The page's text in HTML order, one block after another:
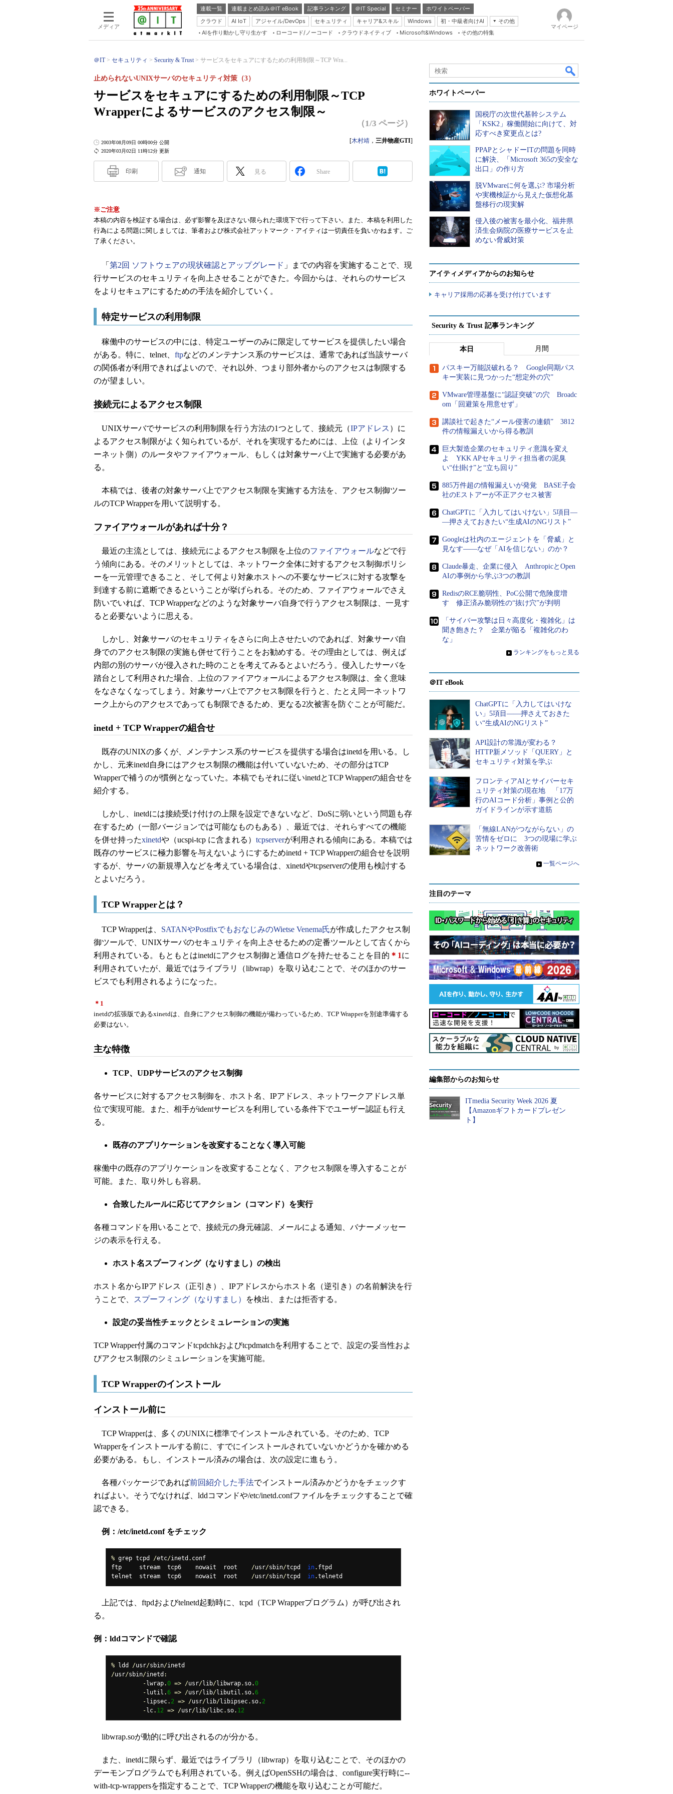
メディア
連載一覧 連載まとめ読み＠IT eBook 記事ランキング ＠IT Special セミナー
ホワイトペーパー
クラウド
AI IoT アジャイル/DevOps セキュリティ キャリア&スキル Windows 初・中級者向けAI
その他
Server & Storage
Database Expert
Master of IP Network
Security & Trust
Test & Tools
ブログ
AIを作り動かし守り生かす ローコード/ノーコード クラウドネイティブ Microsoft&Windows その他の特集
マイページ
＠IT セキュリティ Security & Trust サービスをセキュアにするための利用制限～TCP Wra...
サービスをセキュアにするための利用制限～TCP
Wrapperによるサービスのアクセス制限～
止められないUNIXサーバのセキュリティ対策（3）
（1/3 ページ）
2020年03月02日 11時12分 更新
2003年08月09日 00時00分 公開 [木村靖 ， 三井物産GTI]
印刷 通知 見る Share
※ご注意
本稿の内容を検証する場合は、必ず影響を及ぼさない限られた環境下で行って下さい。また、本稿を利用した
行為による問題に関しましては、筆者および株式会社アットマーク・アイティは一切責任を負いかねます。ご
了承ください。
「 第2回 ソフトウェアの現状確認とアップグレード 」までの内容を実施することで、現
行サービスのセキュリティを向上させることができた。今回からは、それらのサービス
をよりセキュアにするための手法を紹介していく。
特定サービスの利用制限
稼働中のサービスの中には、特定ユーザーのみに限定してサービスを提供したい場合
がある。特に、telnet、 ftpなどのメンテナンス系のサービスは、通常であれば当該サーバ
の関係者が利用できればよいので、それ以外、つまり部外者からのアクセスは制限する
のが望ましい。
接続元によるアクセス制限
UNIXサーバでサービスの利用制限を行う方法の1つとして、接続元（IPアドレス ）に
よるアクセス制限がよく知られているが、それを実現するためには、上位（よりインタ
ーネット側）のルータやファイアウォール、もしくは対象サーバ上で実施する必要があ
る。
本稿では、後者の対象サーバ上でアクセス制限を実施する方法を、アクセス制御ツー
ルのTCP Wrapperを用いて説明する。
ファイアウォールがあれば十分？
最近の主流としては、接続元によるアクセス制限を上位のファイアウォールなどで行
う傾向にある。そのメリットとしては、ネットワーク全体に対するアクセス制御ポリシ
ーを一元管理できること、そして何より対象ホストへの不要なサービスに対する攻撃を
到達する前に遮断できるということが挙げられる。そのため、ファイアウォールでさえ
防いでいれば、TCP Wrapperなどのような対象サーバ自身で行うアクセス制限は、一見す
ると必要ないように思える。
しかし、対象サーバのセキュリティをさらに向上させたいのであれば、対象サーバ自
身でのアクセス制限の実施も併せて行うことをお勧めする。その理由としては、例えば
内部の別のサーバが侵入された時のことを考えてみるとよいだろう。侵入したサーバを
踏台として利用された場合、上位のファイアウォールによるアクセス制限は、全く意味
をなさなくなってしまう。対象サーバ上でアクセス制限を行うと、たとえ同一ネットワ
ーク上からのアクセスであっても制限できるため、更なる2次被害を防ぐことが可能だ。
inetd + TCP Wrapperの組合せ
既存のUNIXの多くが、メンテナンス系のサービスを提供する場合はinetdを用いる。し
かし、元来inetd自身にはアクセス制限の機能は付いていないため、その部分はTCP
Wrapperで補うのが慣例となっていた。本稿でもそれに従いinetdとTCP Wrapperの組合せを
紹介する。
しかし、inetdには接続受け付けの上限を設定できないなど、DoSに弱いという問題も存
在するため（一部バージョンでは可能なものもある）、最近では、それらすべての機能
を併せ持ったxinetdや（ucspi-tcp に含まれる） tcpserverが利用される傾向にある。本稿では
既存のサービスに極力影響を与えないようにするためinetd + TCP Wrapperの組合せを説明
するが、サーバの新規導入などを考えている場合は、xinetdやtcpserverの使用も検討する
とよいだろう。
TCP Wrapperとは？
TCP Wrapperは、 SATANやPostfixでもおなじみのWietse Venema氏が作成したアクセス制
御ツールで、UNIXサーバのセキュリティを向上させるための定番ツールとして古くから
利用されている。もともとはinetdにアクセス制御と通信ログを持たせることを目的 ＊1に
利用されていたが、最近ではライブラリ（libwrap）を取り込むことで、そのほかのサー
ビスでも利用されるようになった。
＊1
inetdの拡張版であるxinetdは、自身にアクセス制御の機能が備わっているため、TCP Wrapperを別途準備する
必要はない。
主な特徴
TCP、UDPサービスのアクセス制御
各サービスに対するアクセス制御を、ホスト名、IPアドレス、ネットワークアドレス単
位で実現可能。また、相手がidentサービスを利用している条件下でユーザー認証も行え
る。
既存のアプリケーションを改変することなく導入可能
稼働中の既存のアプリケーションを改変することなく、アクセス制限を導入することが
可能。また、取り外しも容易。
合致したルールに応じてアクション（コマンド）を実行
各種コマンドを用いることで、接続元の身元確認、メールによる通知、バナーメッセー
ジの表示を行える。
ホスト名スプーフィング（なりすまし）の検出
ホスト名からIPアドレス（正引き）、IPアドレスからホスト名（逆引き）の名前解決を行
うことで、
スプーフィング（なりすまし） を検出、または拒否する。
設定の妥当性チェックとシミュレーションの実施
TCP Wrapper付属のコマンドtcpdchkおよびtcpdmatchを利用することで、設定の妥当性およ
びアクセス制限のシミュレーションを実施可能。
TCP Wrapperのインストール
インストール前に
TCP Wrapperは、多くのUNIXに標準でインストールされている。そのため、TCP
Wrapperをインストールする前に、すでにインストールされていないかどうかを確かめる
必要がある。もし、インストール済みの場合は、次の設定に進もう。
各種パッケージであれば前回紹介した手法でインストール済みかどうかをチェックす
ればよい。そうでなければ、lddコマンドや/etc/inetd.confファイルをチェックすることで確
認できる。
例：/etc/inetd.conf をチェック
% grep tcpd /etc/inetd . conf
ftp     stream  tcp6    nowait  root
/usr/sbin/tcpd in. ftpd
telnet  stream  tcp6    nowait  root
/usr/sbin/tcpd in.telnetd
上記では、ftpdおよびtelnetd起動時に、tcpd（TCP Wrapperプログラム）が呼び出され
る。
例：lddコマンドで確認
% ldd /usr/sbin/
/usr/sbin/inetd :
- lwrap.0 => /usr/lib/libwrap. so.0
- lutil .6 => /usr/lib/libutil . so.6
- lipsec. 2 => /usr/lib/libipsec. so. 2
- lc. 12 => /usr/lib/libc. so. 12
libwrap.soが動的に呼び出されるのが分かる。
また、inetdに限らず、最近ではライブラリ（libwrap）を取り込むことで、そのほかの
デーモンプログラムでも利用されている。例えばOpenSSHの場合は、configure実行時に--
with-tcp-wrappersを指定することで、TCP Wrapperの機能を取り込むことが可能だ。
ホワイトペーパー
国税庁の次世代基幹システム
「KSK2」稼働開始に向けて、対
応すべき変更点とは?
PPAPとシャドーITの問題を同時
に解決、「Microsoft 365の安全な
出口」の作り方
脱VMwareに何を選ぶ? 市場分析
や実機検証から見えた仮想化基
盤移行の現実解
侵入後の被害を最小化、福井県
済生会病院の医療サービスを止
めない脅威対策
アイティメディアからのお知らせ
キャリア採用の応募を受け付けています
Security & Trust 記事ランキング
本日 月間
パスキー万能説破れる？ Google同期パス
キー実装に見つかった“想定外の穴”
VMware管理基盤に“認証突破”の穴 Broadc
om「回避策を用意せず」
講談社で起きた“メール侵害の連鎖” 3812
件の情報漏えいから得る教訓
巨大製造企業のセキュリティ意識を変え
よ YKK APセキュリティ担当者の泥臭
い“仕掛け”と“立ち回り”
885万件超の情報漏えいが発覚 BASE子会
社のEストアーが不正アクセス被害
ChatGPTに「入力してはいけない」5項目―
―押さえておきたい“生成AIのNGリスト”
Googleは社内のエージェントを「脅威」と
見なす――なぜ「AIを信じない」のか？
Claude暴走、企業に侵入 AnthropicとOpen
AIの事例から学ぶ3つの教訓
RedisのRCE脆弱性、PoC公開で危険度増
す 修正済み脆弱性の“抜け穴”が判明
「サイバー攻撃は日々高度化・複雑化」は
聞き飽きた？ 企業が陥る「複雑化のわ
な」
» ランキングをもっと見る
＠IT eBook
ChatGPTに「入力してはいけな
い」5項目――押さえておきた
い“生成AIのNGリスト”
API設計の常識が変わる？
HTTP新メソッド「QUERY」と
セキュリティ対策を学ぶ
フロンティアAIとサイバーセキ
ュリティ対策の現在地 「17万
行のAIコード分析」事例と公的
ガイドラインが示す道筋
「無線LANがつながらない」の
苦情をゼロに 3つの現場に学ぶ
ネットワーク改善術
» 一覧ページへ
注目のテーマ
編集部からのお知らせ
ITmedia Security Week 2026 夏
【Amazonギフトカードプレゼン
ト】